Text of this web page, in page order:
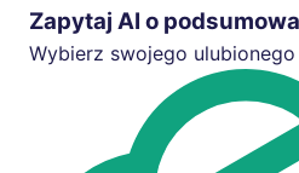
Zapytaj AI o
Wybierz swojego